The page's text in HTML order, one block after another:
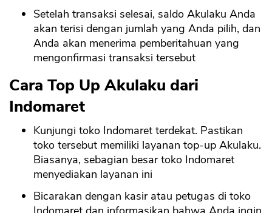
Setelah transaksi selesai, saldo Akulaku Anda
akan terisi dengan jumlah yang Anda pilih, dan
Anda akan menerima pemberitahuan yang
mengonfirmasi transaksi tersebut
Cara Top Up Akulaku dari
Indomaret
Kunjungi toko Indomaret terdekat. Pastikan
toko tersebut memiliki layanan top-up Akulaku.
Biasanya, sebagian besar toko Indomaret
menyediakan layanan ini
Bicarakan dengan kasir atau petugas di toko